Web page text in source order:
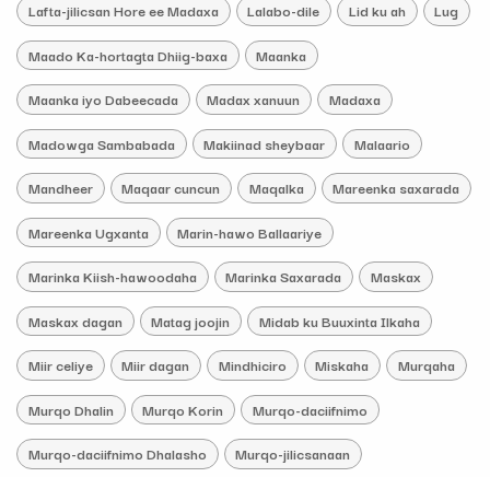
Lafta-jilicsan Hore ee Madaxa Lalabo-dile Lid ku ah Lug
Maado Ka-hortagta Dhiig-baxa Maanka
Maanka iyo Dabeecada Madax xanuun Madaxa
Madowga Sambabada Makiinad sheybaar Malaario
Mandheer Maqaar cuncun Maqalka Mareenka saxarada
Mareenka Ugxanta Marin-hawo Ballaariye
Marinka Kiish-hawoodaha Marinka Saxarada Maskax
Maskax dagan Matag joojin Midab ku Buuxinta Ilkaha
Miir celiye Miir dagan Mindhiciro Miskaha Murqaha
Murqo Dhalin Murqo Korin Murqo-daciifnimo
Murqo-daciifnimo Dhalasho Murqo-jilicsanaan